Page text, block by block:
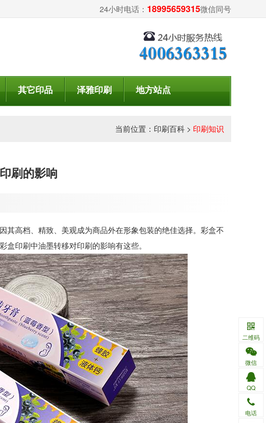
24小时电话： 18995659315微信同号
其它印品 泽雅印刷 地方站点
当前位置： 印刷百科 > 印刷知识
刷的影响
高档、精致、美观成为商品外在形象包装的绝佳选择。彩盒不
印刷中油墨转移对印刷的影响有这些。
二维码
微信
QQ
电话